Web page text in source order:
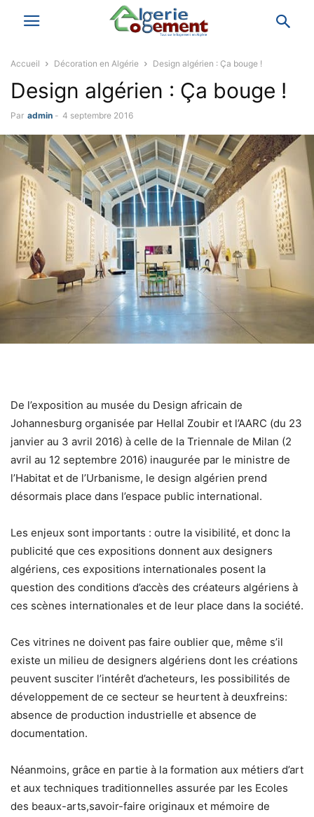
Accueil Décoration en Algérie Design algérien : Ça bouge !
Design algérien : Ça bouge !
Par admin - 4 septembre 2016
De l’exposition au musée du Design africain de
Johannesburg organisée par Hellal Zoubir et l’AARC (du 23
janvier au 3 avril 2016) à celle de la Triennale de Milan (2
avril au 12 septembre 2016) inaugurée par le ministre de
l’Habitat et de l’Urbanisme, le design algérien prend
désormais place dans l’espace public international.
Les enjeux sont importants : outre la visibilité, et donc la
publicité que ces expositions donnent aux designers
algériens, ces expositions internationales posent la
question des conditions d’accès des créateurs algériens à
ces scènes internationales et de leur place dans la société.
Ces vitrines ne doivent pas faire oublier que, même s’il
existe un milieu de designers algériens dont les créations
peuvent susciter l’intérêt d’acheteurs, les possibilités de
développement de ce secteur se heurtent à deuxfreins:
absence de production industrielle et absence de
documentation.
Néanmoins, grâce en partie à la formation aux métiers d’art
et aux techniques traditionnelles assurée par les Ecoles
des beaux-arts,savoir-faire originaux et mémoire de